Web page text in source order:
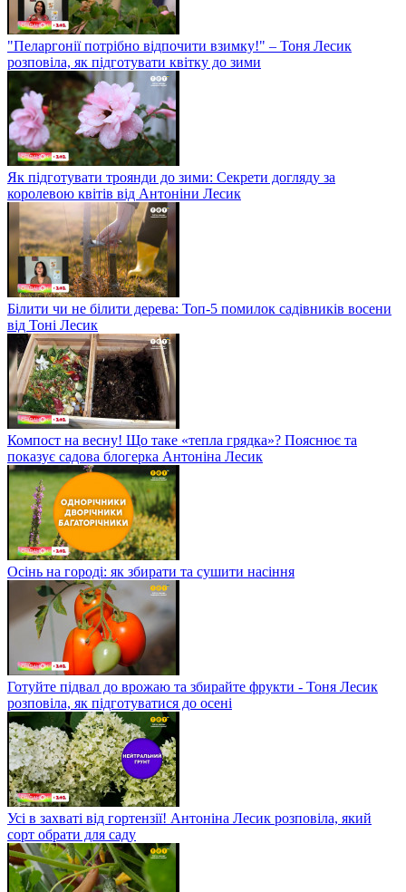
"Пеларгонії потрібно відпочити взимку!" – Тоня Лесик
розповіла, як підготувати квітку до зими
Як підготувати троянди до зими: Секрети догляду за
королевою квітів від Антоніни Лесик
Білити чи не білити дерева: Топ-5 помилок садівників восени
від Тоні Лесик
Компост на весну! Що таке «тепла грядка»? Пояснює та
показує садова блогерка Антоніна Лесик
Осінь на городі: як збирати та сушити насіння
Готуйте підвал до врожаю та збирайте фрукти - Тоня Лесик
розповіла, як підготуватися до осені
Усі в захваті від гортензії! Антоніна Лесик розповіла, який
сорт обрати для саду